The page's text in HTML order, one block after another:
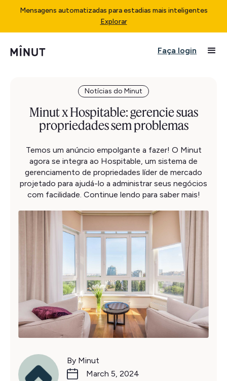
Mensagens automatizadas para estadias mais inteligentes
Explorar
Faça login
Notícias do Minut
Minut x Hospitable: gerencie suas
propriedades sem problemas
Temos um anúncio empolgante a fazer! O Minut
agora se integra ao Hospitable, um sistema de
gerenciamento de propriedades líder de mercado
projetado para ajudá-lo a administrar seus negócios
com facilidade. Continue lendo para saber mais!
By Minut
March 5, 2024